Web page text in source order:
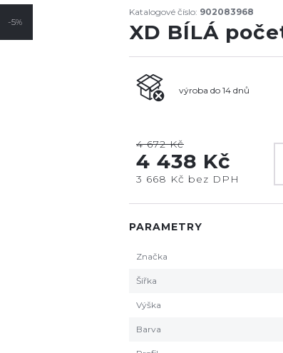
-5%
Katalogové číslo: 902083968
XD BÍLÁ
výroba do 14 dnů
4 672 Kč
4 438 Kč
3 668 Kč bez DPH
PARAMETRY
Značka
Šířka
Výška
Barva